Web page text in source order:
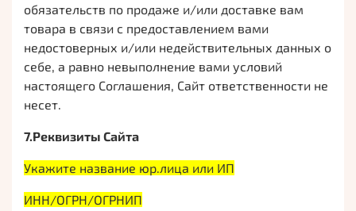
обязательств по продаже и/или доставке вам
товара в связи с предоставлением вами
недостоверных и/или недействительных данных о
себе, а равно невыполнение вами условий
настоящего Соглашения, Сайт ответственности не
несет.
7.Реквизиты Сайта
Укажите название юр.лица или ИП
ИНН/ОГРН/ОГРНИП